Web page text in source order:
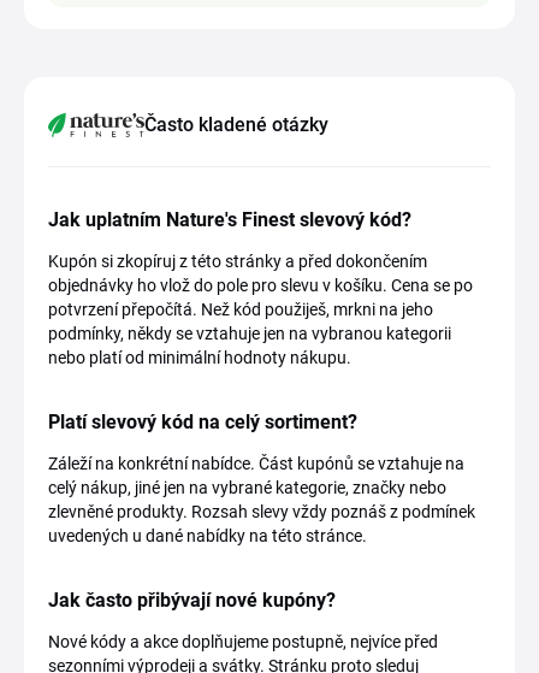
Často kladené otázky
Jak uplatním Nature's Finest slevový kód?
Kupón si zkopíruj z této stránky a před dokončením
objednávky ho vlož do pole pro slevu v košíku. Cena se po
potvrzení přepočítá. Než kód použiješ, mrkni na jeho
podmínky, někdy se vztahuje jen na vybranou kategorii
nebo platí od minimální hodnoty nákupu.
Platí slevový kód na celý sortiment?
Záleží na konkrétní nabídce. Část kupónů se vztahuje na
celý nákup, jiné jen na vybrané kategorie, značky nebo
zlevněné produkty. Rozsah slevy vždy poznáš z podmínek
uvedených u dané nabídky na této stránce.
Jak často přibývají nové kupóny?
Nové kódy a akce doplňujeme postupně, nejvíce před
sezonními výprodeji a svátky. Stránku proto sleduj